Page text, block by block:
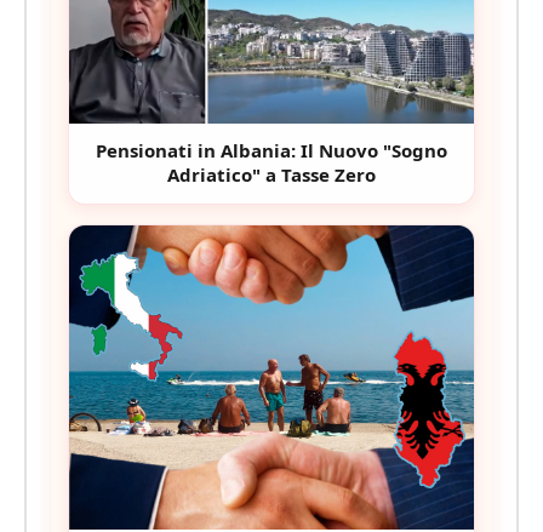
Pensionati in Albania: Il Nuovo "Sogno
Adriatico" a Tasse Zero